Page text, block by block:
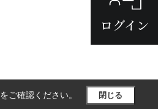
ログイン
をご確認ください。 閉じる